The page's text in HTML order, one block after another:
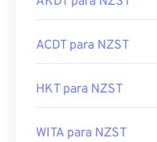
ACDT para NZST
HKT para NZST
WITA para NZST